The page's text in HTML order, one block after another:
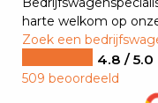
harte welkom op
Zoek een
4.8 / 5.0
509 beoordeeld